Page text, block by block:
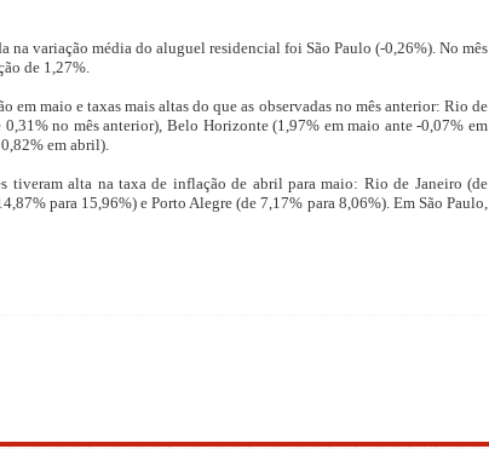
na variação média do aluguel residencial foi São Paulo (-0,26%). No mês
de 1,27%.
em maio e taxas mais altas do que as observadas no mês anterior: Rio de
no mês anterior), Belo Horizonte (1,97% em maio ante -0,07% em
em abril).
tiveram alta na taxa de inflação de abril para maio: Rio de Janeiro (de
para 15,96%) e Porto Alegre (de 7,17% para 8,06%). Em São Paulo,